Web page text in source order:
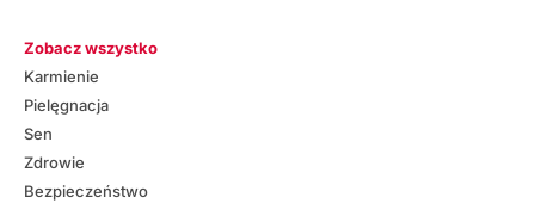
Zobacz wszystko
Karmienie
Pielęgnacja
Sen
Zdrowie
Bezpieczeństwo